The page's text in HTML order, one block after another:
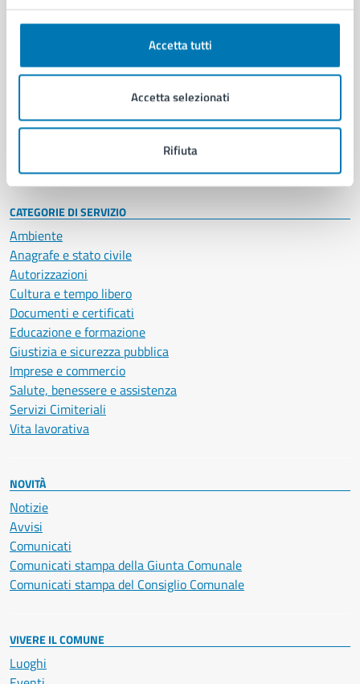
Accetta tutti
Accetta selezionati
Rifiuta
Organi di governo
Enti e fondazioni
Personale amministrativo
Intranet, posta aziendale e protocollo
CATEGORIE DI SERVIZIO
Ambiente
Anagrafe e stato civile
Autorizzazioni
Cultura e tempo libero
Documenti e certificati
Educazione e formazione
Giustizia e sicurezza pubblica
Imprese e commercio
Salute, benessere e assistenza
Servizi Cimiteriali
Vita lavorativa
NOVITÀ
Notizie
Avvisi
Comunicati
Comunicati stampa della Giunta Comunale
Comunicati stampa del Consiglio Comunale
VIVERE IL COMUNE
Luoghi